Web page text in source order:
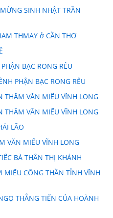
SINH NHẬT TRẦN
THMAY ở CẦN THƠ
BẠC RONG RÊU
PHẬN BẠC RONG RÊU
THĂM VĂN MIẾU VĨNH LONG
THĂM VĂN MIẾU VĨNH LONG
LÃO
VĂN MIẾU VĨNH LONG
BÀ THÂN THỊ KHÁNH
MIẾU CÔNG THẦN TỈNH VĨNH
THẲNG TIẾN CỦA HOÀNH